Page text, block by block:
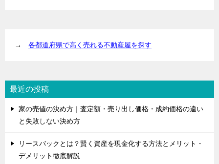
→ 各都道府県で高く売れる不動産屋を探す
最近の投稿
家の売値の決め方｜査定額・売り出し価格・成約価格の違い
と失敗しない決め方
リースバックとは？賢く資産を現金化する方法とメリット・
デメリット徹底解説